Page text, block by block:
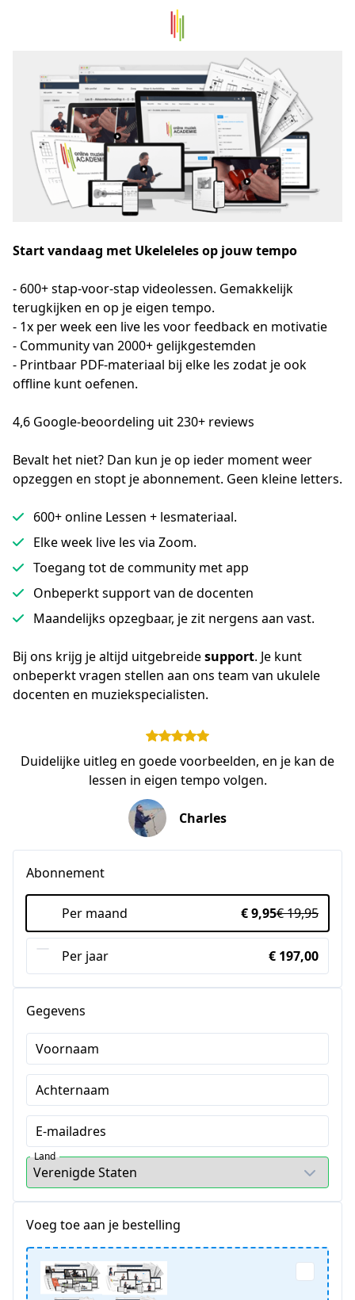
Start vandaag met Ukeleleles op jouw tempo
- 600+ stap-voor-stap videolessen. Gemakkelijk
terugkijken en op je eigen tempo.
- 1x per week een live les voor feedback en motivatie
- Community van 2000+ gelijkgestemden
- Printbaar PDF-materiaal bij elke les zodat je ook
offline kunt oefenen.
4,6 Google-beoordeling uit 230+ reviews
Bevalt het niet? Dan kun je op ieder moment weer
opzeggen en stopt je abonnement. Geen kleine letters.
600+ online Lessen + lesmateriaal.
Elke week live les via Zoom.
Toegang tot de community met app
Onbeperkt support van de docenten
Maandelijks opzegbaar, je zit nergens aan vast.
Bij ons krijg je altijd uitgebreide support. Je kunt
onbeperkt vragen stellen aan ons team van ukulele
docenten en muziekspecialisten.
Duidelijke uitleg en goede voorbeelden, en je kan de
lessen in eigen tempo volgen.
Charles
Abonnement
Per maand € 9,95€ 19,95
Per jaar € 197,00
Gegevens
Voornaam
Achternaam
E-mailadres
Land
Voeg toe aan je bestelling